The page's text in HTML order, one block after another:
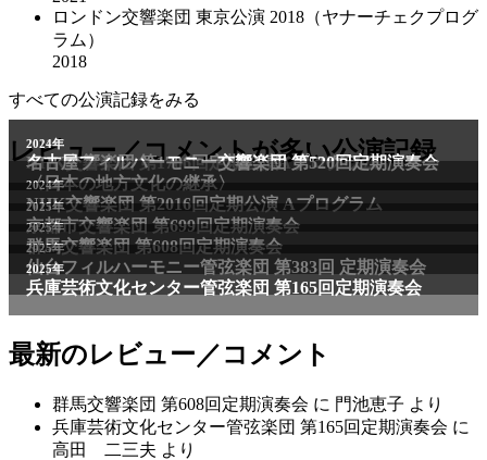
ロンドン交響楽団 東京公演 2018（ヤナーチェクプログ
ラム）
2018
すべての公演記録をみる
レビュー／コメントが多い公演記録
2011年
NHK交響楽団 第1706回定期公演Aプログラム
2024年
名古屋フィルハーモニー交響楽団 第520回定期演奏会
〈日本の地方文化の継承〉
2024年
NHK交響楽団 第2016回定期公演 Aプログラム
2025年
京都市交響楽団 第699回定期演奏会
2025年
群馬交響楽団 第608回定期演奏会
2025年
仙台フィルハーモニー管弦楽団 第383回 定期演奏会
2025年
兵庫芸術文化センター管弦楽団 第165回定期演奏会
最新のレビュー／コメント
群馬交響楽団 第608回定期演奏会 に 門池恵子 より
兵庫芸術文化センター管弦楽団 第165回定期演奏会 に
高田 二三夫 より